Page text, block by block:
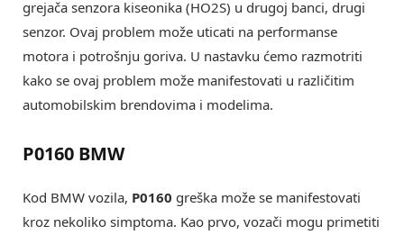
grejača senzora kiseonika (HO2S) u drugoj banci, drugi
senzor. Ovaj problem može uticati na performanse
motora i potrošnju goriva. U nastavku ćemo razmotriti
kako se ovaj problem može manifestovati u različitim
automobilskim brendovima i modelima.
P0160 BMW
Kod BMW vozila, P0160 greška može se manifestovati
kroz nekoliko simptoma. Kao prvo, vozači mogu primetiti